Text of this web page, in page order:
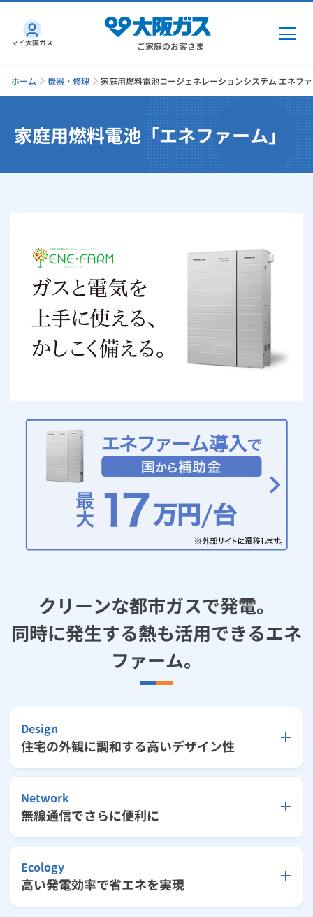
ご家庭のお客さま
ガス・電気
ガストップ
GAS得プラン
一般料金
「大阪ガスの都市ガス」への切り替えについて
電気
電気 トップ
「大阪ガスの電気」が選ばれる理由
太陽光発電余剰電力買取サービス
まとめプラン紹介
ガスと電気の使用開始
の申込
さすガねっとのメリット
料金プラン
工事・開通までの流れ
まとめプラン紹介
簡単プラン診断
インターネットのお申込み
機器・修理 トップ
キッチン
ガス炊飯器
ガスオーブン
レンジフード
食器洗い乾燥機
ガス給湯器
ガス温水浴室暖房乾燥機
「カワック・ミストカワック」
乾太くん
リビング・空調
ガスファンヒーター
ガス温水床暖房「ヌック」
取替用ガスコンセント
ガス栓の増設 プラスライン
ルームエアコン
発電・省エネ
エネファーム
太陽光発電
スマイルーフ
エコキュート
警報器・消火器
ぴこぴこ・スマぴこ・けむぴこ
修理
エラーコード診断
取扱説明書を探す
お近くのガスのお店
らく得リース
らく得保証
ほっ得定額
機器・修理お申込み
くらしのサービス
くらしのサービス トップ
リフォーム・リノベーション
住ミカタ・リフォーム
リノベーション「マイリノ」
住ミカタ・サービス
ホームセキュリティ
みるぴこ
便利・おトク
スマイLINK
FitDish
関西おでかけ納税
お手続き・サポート
お手続き一覧
お問い合わせ
Daigasコラム
マイ大阪ガス
ホーム 機器・修理 家庭用燃料電池コージェネレーションシステム エネフ
家庭用燃料電池「エネファーム」
クリーンな都市ガスで発電。
同時に発生する熱も活用できるエネ
ファーム。
Design
住宅の外観に調和する高いデザイン性
Network
無線通信でさらに便利に
Ecology
高い発電効率で省エネを実現